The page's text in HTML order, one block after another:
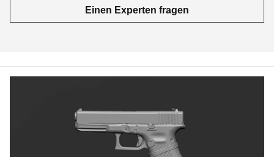
Einen Experten fragen